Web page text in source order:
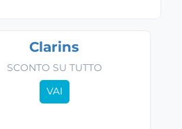
Clarins
SCONTO SU TUTTO
VAI